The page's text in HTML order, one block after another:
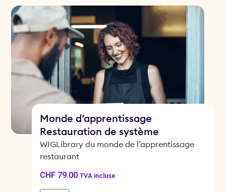
Monde d’apprentissage
Restauration de système
WIGLibrary du monde de l’apprentissage
restaurant
CHF79.00 TVA incluse